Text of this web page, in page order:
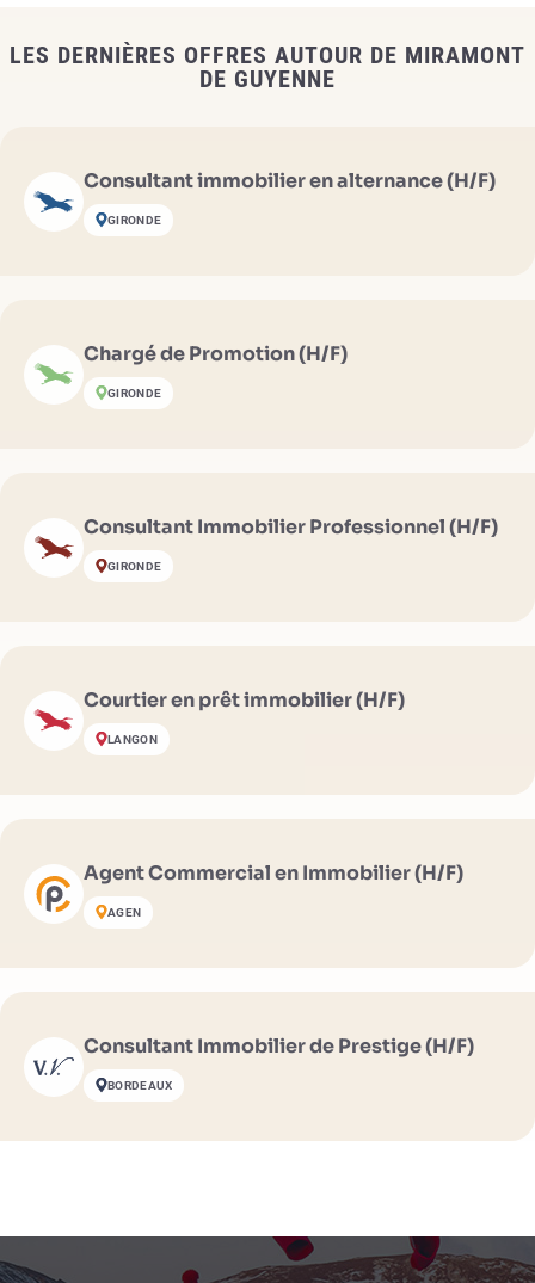
LES DERNIÈRES OFFRES AUTOUR DE MIRAMONT
DE GUYENNE
Consultant immobilier en alternance (H/F)
GIRONDE
Chargé de Promotion (H/F)
GIRONDE
Consultant Immobilier Professionnel (H/F)
GIRONDE
Courtier en prêt immobilier (H/F)
LANGON
Agent Commercial en Immobilier (H/F)
AGEN
Consultant Immobilier de Prestige (H/F)
BORDEAUX